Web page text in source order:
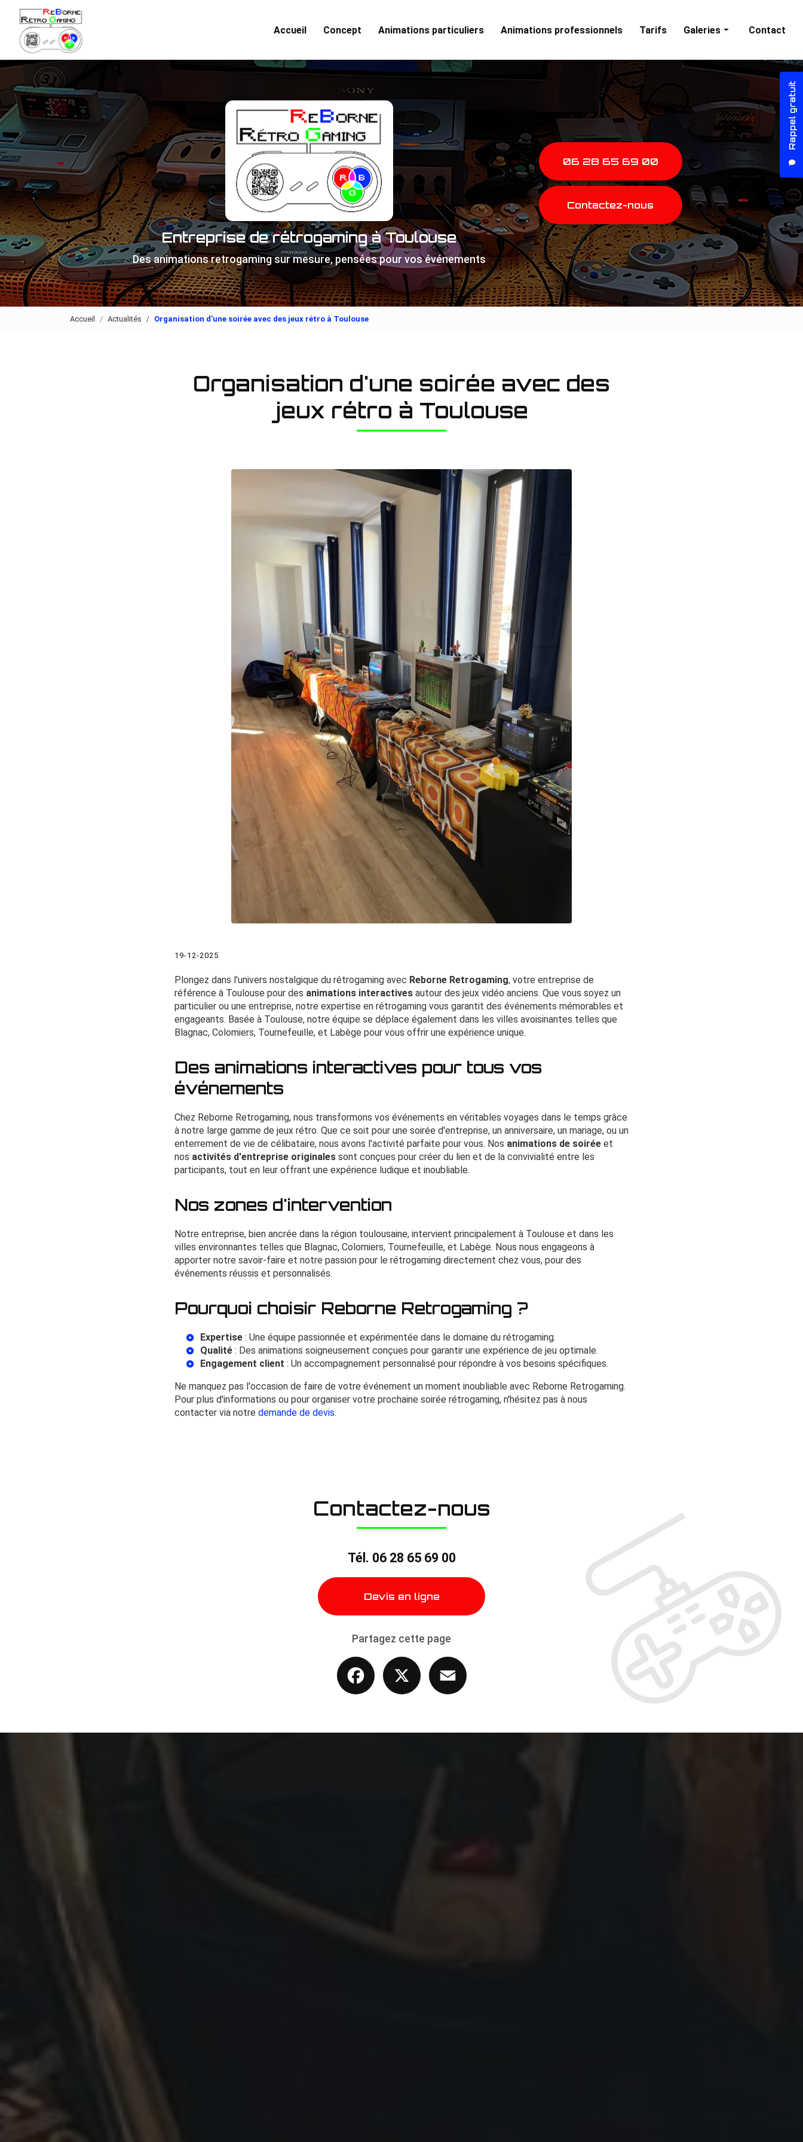
contenu
principal
Rappel gratuit
Accueil Concept Animations particuliers Animations professionnels Tarifs Galeries
Animations particuliers
Contact
Entreprise de rétrogaming à Toulouse
Des animations retrogaming sur mesure, pensées pour vos événements
06 28 65 69 00
Contactez-nous
Accueil Actualités Organisation d'une soirée avec des jeux rétro à Toulouse
Organisation d'une soirée avec des
jeux rétro à Toulouse
19-12-2025
Plongez dans l'univers nostalgique du rétrogaming avec Reborne Retrogaming, votre entreprise de
référence à Toulouse pour des animations interactives autour des jeux vidéo anciens. Que vous soyez un
particulier ou une entreprise, notre expertise en rétrogaming vous garantit des événements mémorables et
engageants. Basée à Toulouse, notre équipe se déplace également dans les villes avoisinantes telles que
Blagnac, Colomiers, Tournefeuille, et Labège pour vous offrir une expérience unique.
Des animations interactives pour tous vos
événements
Chez Reborne Retrogaming, nous transformons vos événements en véritables voyages dans le temps grâce
à notre large gamme de jeux rétro. Que ce soit pour une soirée d'entreprise, un anniversaire, un mariage, ou un
enterrement de vie de célibataire, nous avons l'activité parfaite pour vous. Nos animations de soirée et
nos activités d'entreprise originales sont conçues pour créer du lien et de la convivialité entre les
participants, tout en leur offrant une expérience ludique et inoubliable.
Nos zones d'intervention
Notre entreprise, bien ancrée dans la région toulousaine, intervient principalement à Toulouse et dans les
villes environnantes telles que Blagnac, Colomiers, Tournefeuille, et Labège. Nous nous engageons à
apporter notre savoir-faire et notre passion pour le rétrogaming directement chez vous, pour des
événements réussis et personnalisés.
Pourquoi choisir Reborne Retrogaming ?
Expertise : Une équipe passionnée et expérimentée dans le domaine du rétrogaming.
Qualité : Des animations soigneusement conçues pour garantir une expérience de jeu optimale.
Engagement client : Un accompagnement personnalisé pour répondre à vos besoins spécifiques.
Ne manquez pas l'occasion de faire de votre événement un moment inoubliable avec Reborne Retrogaming.
Pour plus d'informations ou pour organiser votre prochaine soirée rétrogaming, n'hésitez pas à nous
contacter via notre demande de devis.
Contactez-nous
Tél. 06 28 65 69 00
Devis en ligne
Partagez cette page
Facebook